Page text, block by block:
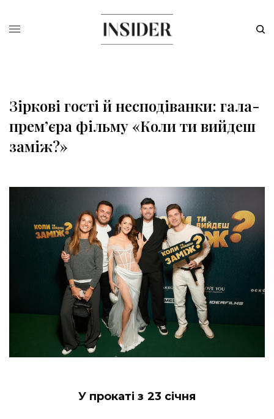
Зіркові гості й несподіванки: гала-
прем’єра фільму «Коли ти вийдеш
заміж?»
У прокаті з 23 січня